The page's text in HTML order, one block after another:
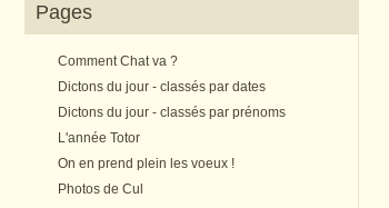
Pages
Comment Chat va ?
Dictons du jour - classés par dates
Dictons du jour - classés par prénoms
L'année Totor
On en prend plein les voeux !
Photos de Cul